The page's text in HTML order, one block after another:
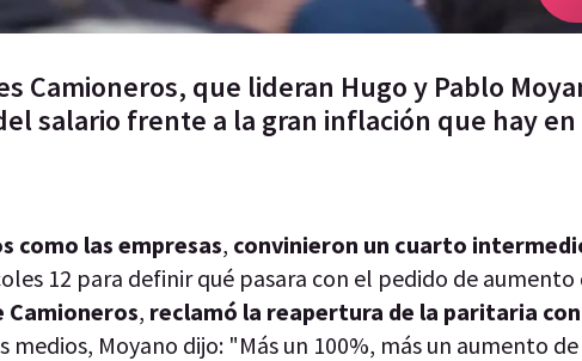
Camioneros, que lideran Hugo y Pablo
salario frente a la gran inflación que hay
como las empresas, convinieron un cuarto
12 para definir qué pasara con el pedido de aumento
Camioneros, reclamó la reapertura de la paritaria
medios, Moyano dijo: "Más un 100%, más un aumento